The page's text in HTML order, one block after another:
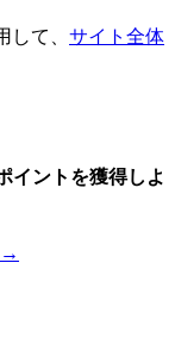
して、 サイト全体
イントを獲得しよ
→